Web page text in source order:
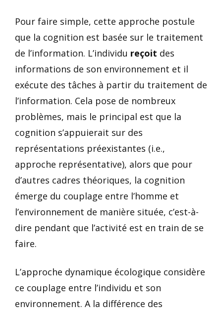
Pour faire simple, cette approche postule
que la cognition est basée sur le traitement
de l’information. L’individu reçoit des
informations de son environnement et il
exécute des tâches à partir du traitement de
l’information. Cela pose de nombreux
problèmes, mais le principal est que la
cognition s’appuierait sur des
représentations préexistantes (i.e.,
approche représentative), alors que pour
d’autres cadres théoriques, la cognition
émerge du couplage entre l’homme et
l’environnement de manière située, c’est-à-
dire pendant que l’activité est en train de se
faire.
L’approche dynamique écologique considère
ce couplage entre l’individu et son
environnement. A la différence des